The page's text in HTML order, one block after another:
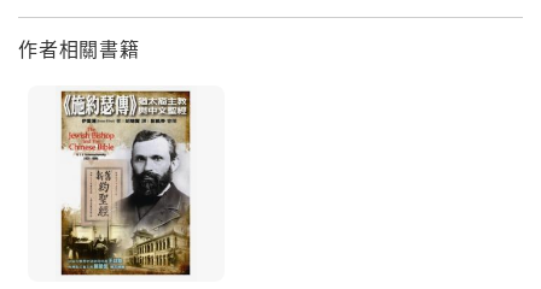
作者相關書籍